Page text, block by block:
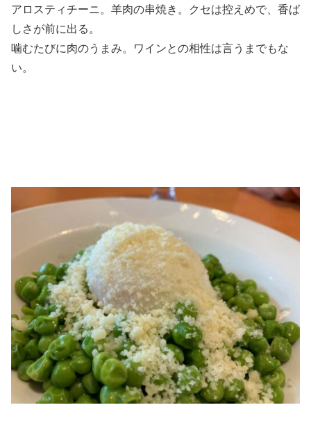
アロスティチーニ。羊肉の串焼き。クセは控えめで、香ば
しさが前に出る。
噛むたびに肉のうまみ。ワインとの相性は言うまでもな
い。